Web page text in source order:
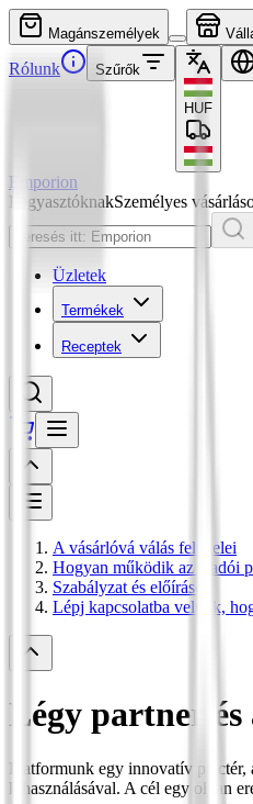
Magánszemélyek
Rólunk Szűrők
HUF
Emporion
FogyasztóknakSzemélyes
Üzletek
Termékek
Receptek
A vásárlóvá válás feltételei
Hogyan működik az eladói
Szabályzat és előírások
Lépj kapcsolatba velünk,
Légy partner és
Platformunk egy innovatív piactér,
kihasználásával. A cél egy olyan